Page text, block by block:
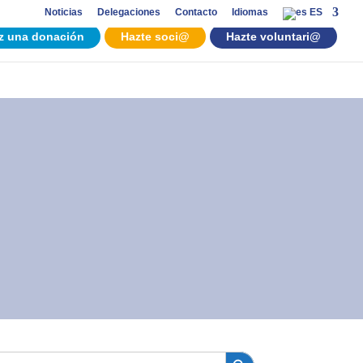
Noticias Delegaciones Contacto Idiomas ES
una donación Hazte soci@ Hazte voluntari@
Botón de búsqueda